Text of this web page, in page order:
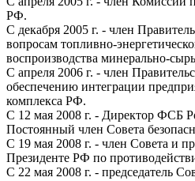
РФ.
С декабря 2005 г. - член
вопросам топливно-
воспроизводства минерально-
С апреля 2006 г. - член
обеспечению интеграции
комплекса РФ.
С 12 мая 2008 г. - Директор ФСБ
Постоянный член Совета
С 19 мая 2008 г. - член Совета и
Президенте РФ по
С 22 мая 2008 г. - председатель